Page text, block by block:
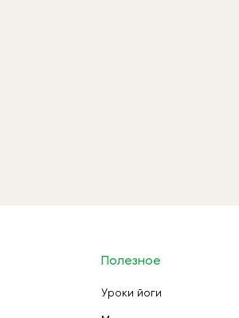
Полезное
Уроки йоги